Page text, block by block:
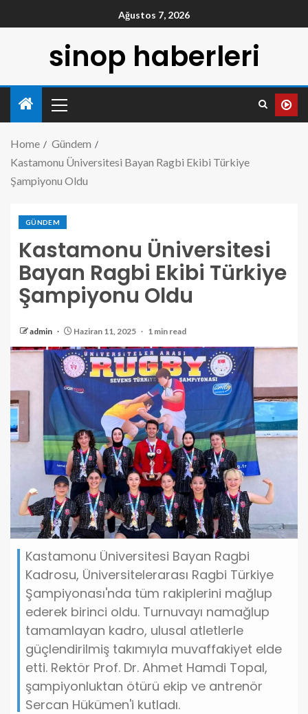
Ağustos 7, 2026
sinop haberleri
Home
Gündem
Kastamonu Üniversitesi Bayan Ragbi Ekibi Türkiye
Şampiyonu Oldu
GÜNDEM
Kastamonu Üniversitesi
Bayan Ragbi Ekibi Türkiye
Şampiyonu Oldu
admin Haziran 11, 2025 1 min read
Kastamonu Üniversitesi Bayan Ragbi
Kadrosu, Üniversitelerarası Ragbi Türkiye
Şampiyonası'nda tüm rakiplerini mağlup
ederek birinci oldu. Turnuvayı namağlup
tamamlayan kadro, ulusal atletlerle
güçlendirilmiş takımıyla muvaffakiyet elde
etti. Rektör Prof. Dr. Ahmet Hamdi Topal,
şampiyonluktan ötürü ekip ve antrenör
Sercan Hükümen'i kutladı.